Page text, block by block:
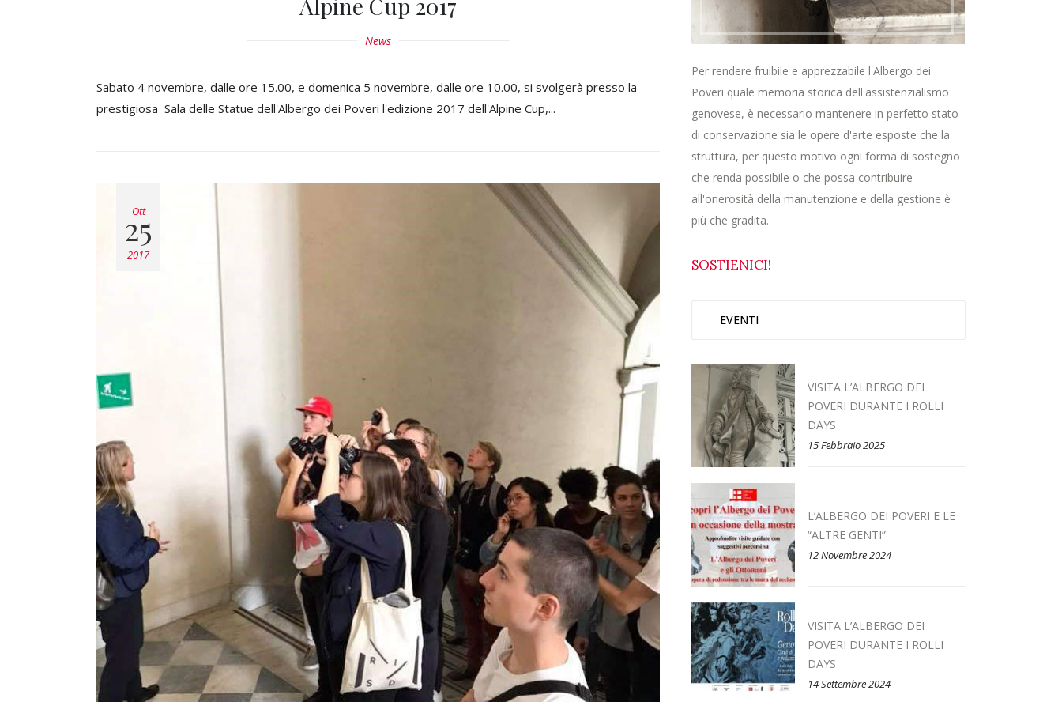
News
Sabato 4 novembre, dalle ore 15.00, e domenica 5 novembre, dalle ore 10.00, si svolgerà presso la
prestigiosa Sala delle Statue dell'Albergo dei Poveri l'edizione 2017 dell'Alpine Cup,...
Ott
25
2017
Per rendere fruibile e apprezzabile l'Albergo dei
Poveri quale memoria storica dell'assistenzialismo
genovese, è necessario mantenere in perfetto stato
di conservazione sia le opere d'arte esposte che la
struttura, per questo motivo ogni forma di sostegno
che renda possibile o che possa contribuire
all'onerosità della manutenzione e della gestione è
più che gradita.
SOSTIENICI!
EVENTI
VISITA L’ALBERGO DEI
POVERI DURANTE I ROLLI
DAYS
15 Febbraio 2025
L’ALBERGO DEI POVERI E LE
“ALTRE GENTI”
12 Novembre 2024
VISITA L’ALBERGO DEI
POVERI DURANTE I ROLLI
DAYS
14 Settembre 2024